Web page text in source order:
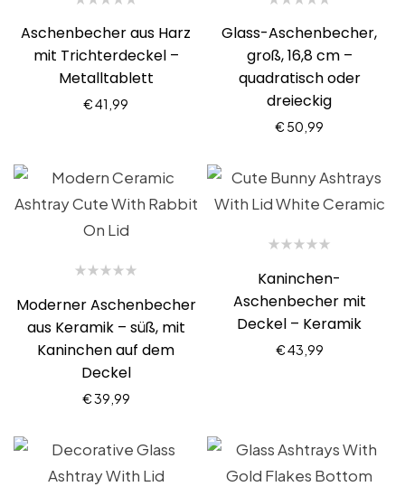
Aschenbecher aus Harz
mit Trichterdeckel –
Metalltablett
€41,99
Glass-Aschenbecher,
groß, 16,8 cm –
quadratisch oder
dreieckig
€ 50,99
Moderner Aschenbecher
aus Keramik – süß, mit
Kaninchen auf dem
Deckel
€39,99
Kaninchen-
Aschenbecher mit
Deckel – Keramik
€43,99